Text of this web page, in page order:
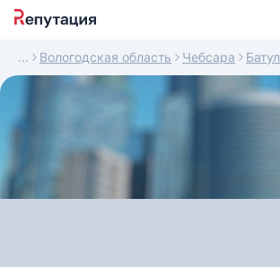
Вологодская область Чебсара